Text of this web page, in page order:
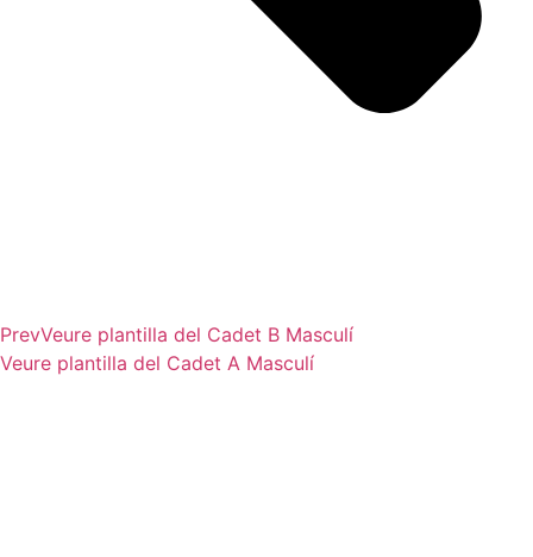
PrevVeure plantilla del Cadet B Masculí
Veure plantilla del Cadet A Masculí